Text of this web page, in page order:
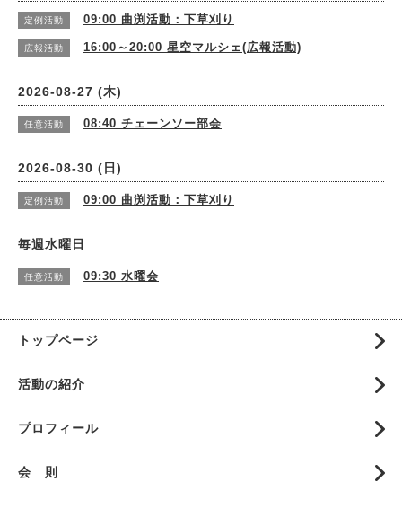
定例活動 09:00 曲渕活動：下草刈り
広報活動 16:00～20:00 星空マルシェ(広報活動)
2026-08-27 (木)
任意活動 08:40 チェーンソー部会
2026-08-30 (日)
定例活動 09:00 曲渕活動：下草刈り
毎週水曜日
任意活動 09:30 水曜会
トップページ
活動の紹介
プロフィール
会 則